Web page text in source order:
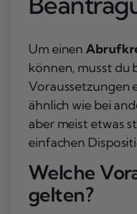
Um einen
können, musst du
Voraussetzungen
ähnlich wie bei
aber meist etwas
einfachen
Welche
gelten?